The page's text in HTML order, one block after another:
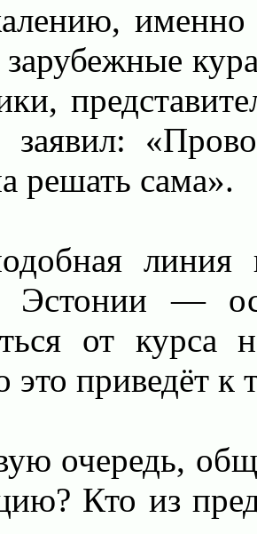
именно
зарубежные
заявил:
решать сама».
линия
Эстонии —
от
это приведёт к
очередь,
Кто из